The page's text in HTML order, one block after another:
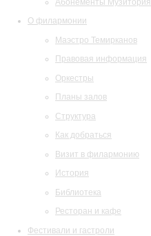
О филармонии
Маэстро Темирканов
Правовая информация
Оркестры
Планы залов
Структура
Как добраться
Визит в филармонию
История
Библиотека
Ресторан и кафе
Фестивали и гастроли